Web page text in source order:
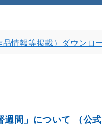
品情報等掲載）ダウンロ
週間」について （公式